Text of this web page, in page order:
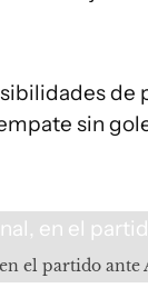
de
sin
el partido ante